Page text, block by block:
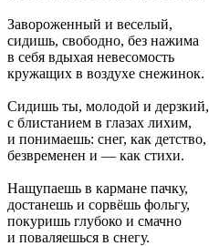
Завороженный и веселый,
сидишь, свободно, без нажима
в себя вдыхая невесомость
кружащих в воздухе снежинок.
Сидишь ты, молодой и дерзкий,
с блистанием в глазах лихим,
и понимаешь: снег, как детство,
безвременен и — как стихи.
Нащупаешь в кармане пачку,
достанешь и сорвёшь фольгу,
покуришь глубоко и смачно
и поваляешься в снегу.